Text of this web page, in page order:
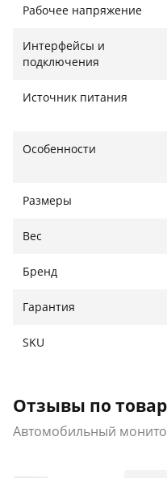
Монитор поддерживает
его совместимым с
автомобилями, а
самом дисплее
настройку. Установка
дополнительных
Рабочее напряжение
Интерфейсы и
подключения
Источник питания
Особенности
Размеры
Вес
Бренд
Гарантия
SKU
Отзывы по
Автомобильный